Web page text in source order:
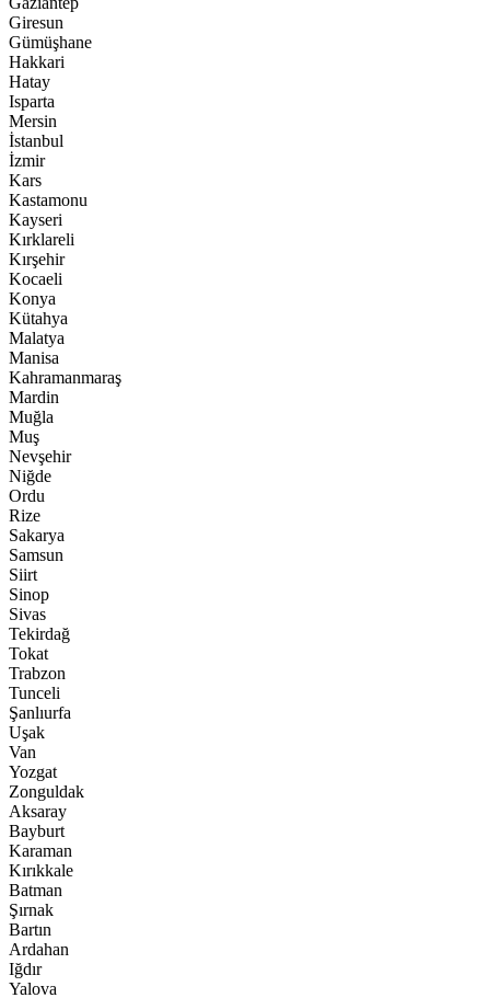
Giresun
Gümüşhane
Hakkari
Hatay
Isparta
Mersin
İstanbul
İzmir
Kars
Kastamonu
Kayseri
Kırklareli
Kırşehir
Kocaeli
Konya
Kütahya
Malatya
Manisa
Kahramanmaraş
Mardin
Muğla
Muş
Nevşehir
Niğde
Ordu
Rize
Sakarya
Samsun
Siirt
Sinop
Sivas
Tekirdağ
Tokat
Trabzon
Tunceli
Şanlıurfa
Uşak
Van
Yozgat
Zonguldak
Aksaray
Bayburt
Karaman
Kırıkkale
Batman
Şırnak
Bartın
Ardahan
Iğdır
Yalova